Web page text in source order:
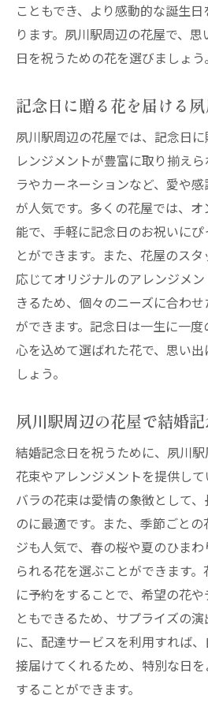
こともでき、より感動的な誕生
ります。夙川駅周辺の花屋で、
日を祝うための花を選びましょう。
記念日に贈る花を届ける
夙川駅周辺の花屋では、記念日
レンジメントが豊富に取り揃え
ラやカーネーションなど、愛や
が人気です。多くの花屋では、
能で、手軽に記念日のお祝いに
とができます。また、花屋のス
応じてオリジナルのアレンジメ
きるため、個々のニーズに合わ
ができます。記念日は一生に一度
心を込めて選ばれた花で、思い
しょう。
夙川駅周辺の花屋で結婚
結婚記念日を祝うために、夙川
花束やアレンジメントを提供し
バラの花束は愛情の象徴として
のに最適です。また、季節ごと
ジも人気で、春の桜や夏のひま
られる花を選ぶことができます
に予約をすることで、希望の花
ともできるため、サプライズの
に、配達サービスを利用すれば
接届けてくれるため、特別な日
することができます。